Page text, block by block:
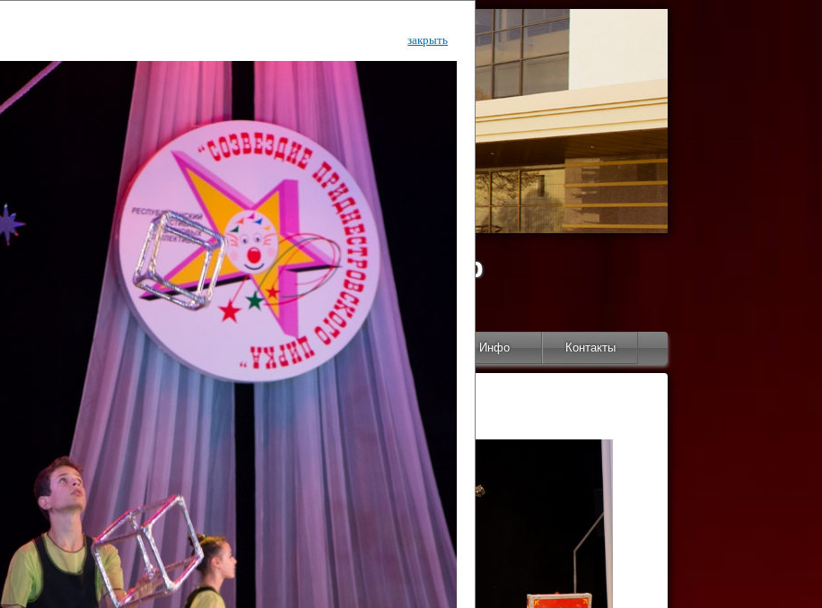
культурный центр
Дворец Республики
Новости Арт-монитор Арт-прожектор Инфо Контакты
ГКЦ "ДВОРЕЦ РЕСПУБЛИКИ"
закрыть
фестиваля
"Созвездие
цирка"
коллектив «Ровесник» Дом культуры с.
руководитель Рогожинер Светлана Георгиевна